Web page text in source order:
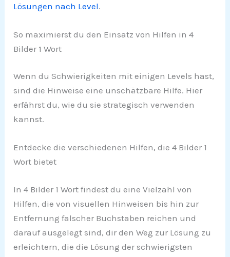
Lösungen nach Level.
So maximierst du den Einsatz von Hilfen in 4
Bilder 1 Wort
Wenn du Schwierigkeiten mit einigen Levels hast,
sind die Hinweise eine unschätzbare Hilfe. Hier
erfährst du, wie du sie strategisch verwenden
kannst.
Entdecke die verschiedenen Hilfen, die 4 Bilder 1
Wort bietet
In 4 Bilder 1 Wort findest du eine Vielzahl von
Hilfen, die von visuellen Hinweisen bis hin zur
Entfernung falscher Buchstaben reichen und
darauf ausgelegt sind, dir den Weg zur Lösung zu
erleichtern, die die Lösung der schwierigsten